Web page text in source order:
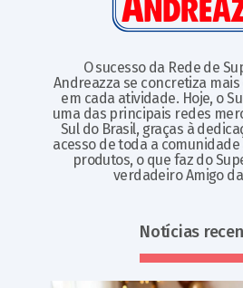
O sucesso da Rede de
Andreazza se concretiza mais
em cada atividade. Hoje, o
uma das principais redes
Sul do Brasil, graças à
acesso de toda a
produtos, o que faz do
verdadeiro Amigo
Notícias